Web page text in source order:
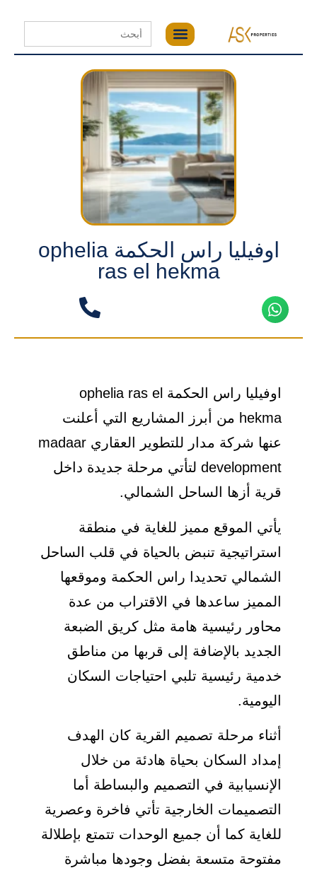
Search
for:
اوفيليا راس الحكمة ophelia
ras el hekma
اوفيليا راس الحكمة ophelia ras el
hekma من أبرز المشاريع التي أعلنت
عنها شركة مدار للتطوير العقاري madaar
development لتأتي مرحلة جديدة داخل
قرية أزها الساحل الشمالي.
يأتي الموقع مميز للغاية في منطقة
استراتيجية تنبض بالحياة في قلب الساحل
الشمالي تحديدا راس الحكمة وموقعها
المميز ساعدها في الاقتراب من عدة
محاور رئيسية هامة مثل كريق الضبعة
الجديد بالإضافة إلى قربها من مناطق
خدمية رئيسية تلبي احتياجات السكان
اليومية.
أثناء مرحلة تصميم القرية كان الهدف
إمداد السكان بحياة هادئة من خلال
الإنسيابية في التصميم والبساطة أما
التصميمات الخارجية تأتي فاخرة وعصرية
للغاية كما أن جميع الوحدات تتمتع بإطلالة
مفتوحة متسعة بفضل وجودها مباشرة